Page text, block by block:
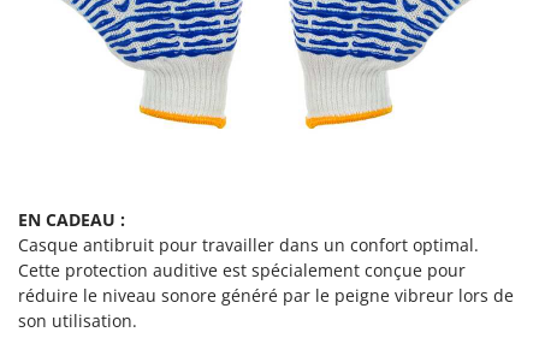
Redback
Resto Italia
Robomow
Rossofuoco
Rover Pompe
EN CADEAU :
Casque antibruit pour travailler dans un confort optimal.
Cette protection auditive est spécialement conçue pour
réduire le niveau sonore généré par le peigne vibreur lors de
son utilisation.